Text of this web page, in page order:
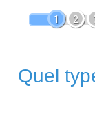
1 2
Quel